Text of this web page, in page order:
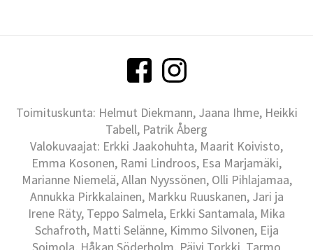
Toimituskunta: Helmut Diekmann, Jaana Ihme, Heikki
Tabell, Patrik Åberg
Valokuvaajat: Erkki Jaakohuhta, Maarit Koivisto,
Emma Kosonen, Rami Lindroos, Esa Marjamäki,
Marianne Niemelä, Allan Nyyssönen, Olli Pihlajamaa,
Annukka Pirkkalainen, Markku Ruuskanen, Jari ja
Irene Räty, Teppo Salmela, Erkki Santamala, Mika
Schafroth, Matti Selänne, Kimmo Silvonen, Eija